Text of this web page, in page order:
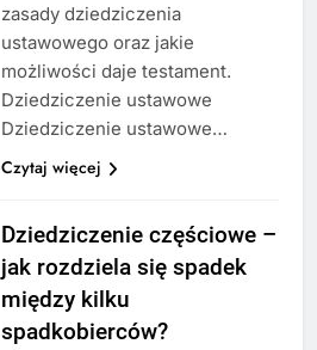
zasady dziedziczenia
ustawowego oraz jakie
możliwości daje testament.
Dziedziczenie ustawowe
Dziedziczenie ustawowe…
Czytaj więcej
Dziedziczenie częściowe –
jak rozdziela się spadek
między kilku
spadkobierców?